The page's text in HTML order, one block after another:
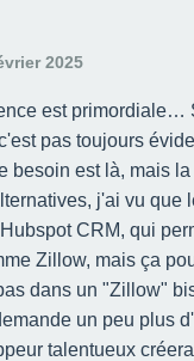
2025
est primordiale…
pas toujours
besoin est là, mais
j'ai vu
CRM, qui
Zillow, mais ça
dans un "Zillow"
un peu plus
talentueux